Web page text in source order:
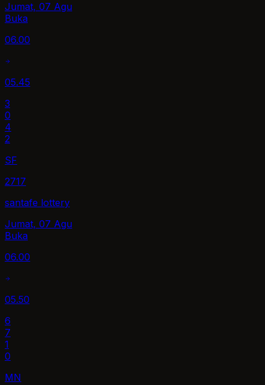
Jumat, 07 Agu
Buka
06.00
05.45
3
0
4
2
SF
2717
santafe lottery
Jumat, 07 Agu
Buka
06.00
05.50
6
7
1
0
MN